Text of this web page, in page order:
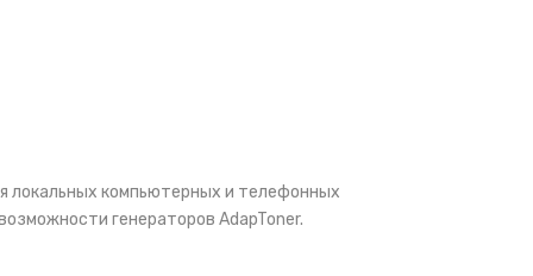
локальных компьютерных и телефонных
генераторов AdapToner.